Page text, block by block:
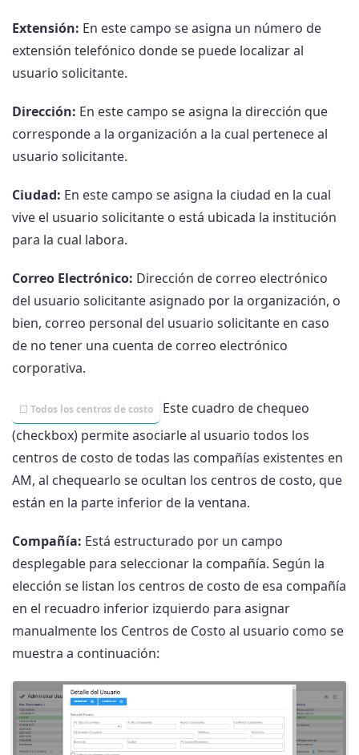
Extensión: En este campo se asigna un número de
extensión telefónico donde se puede localizar al
usuario solicitante.
Dirección: En este campo se asigna la dirección que
corresponde a la organización a la cual pertenece al
usuario solicitante.
Ciudad: En este campo se asigna la ciudad en la cual
vive el usuario solicitante o está ubicada la institución
para la cual labora.
Correo Electrónico: Dirección de correo electrónico
del usuario solicitante asignado por la organización, o
bien, correo personal del usuario solicitante en caso
de no tener una cuenta de correo electrónico
corporativa.
Todos los centros de costo
Este cuadro de chequeo
(checkbox) permite asociarle al usuario todos los
centros de costo de todas las compañías existentes en
AM, al chequearlo se ocultan los centros de costo, que
están en la parte inferior de la ventana.
Compañía: Está estructurado por un campo
desplegable para seleccionar la compañía. Según la
elección se listan los centros de costo de esa compañía
en el recuadro inferior izquierdo para asignar
manualmente los Centros de Costo al usuario como se
muestra a continuación: